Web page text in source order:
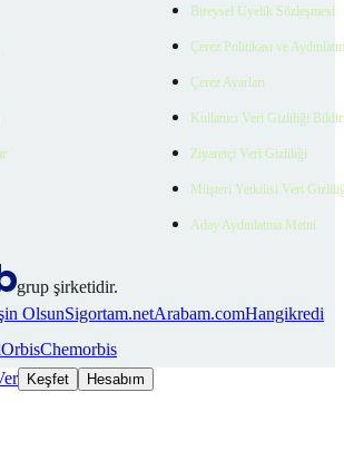
Bireysel Üyelik Sözleşmesi
Çerez Politikası ve
Çerez Ayarları
Kullanıcı Veri Gizliliği
Ziyaretçi Veri Gizliliği
Müşteri Yetkilisi Veri
Aday Aydınlatma Metni
grup şirketidir.
OlsunSigortam.netArabam.comHangikredi
Chemorbis
Keşfet Hesabım